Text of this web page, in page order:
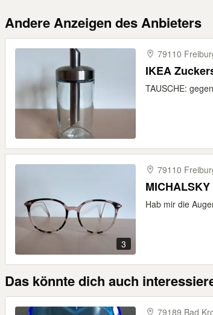
Andere Anzeigen des Anbieters
79110
IKEA
TAUSCHE:
3
79110
Hab mir die
Das könnte dich auch
79189 Bad